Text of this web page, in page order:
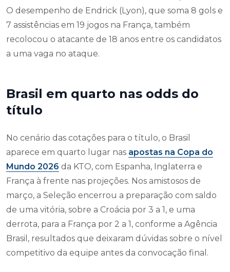
O desempenho de Endrick (Lyon), que soma 8 gols e
7 assistências em 19 jogos na França, também
recolocou o atacante de 18 anos entre os candidatos
a uma vaga no ataque.
Brasil em quarto nas odds do
título
No cenário das cotações para o título, o Brasil
aparece em quarto lugar nas apostas na Copa do
Mundo 2026 da KTO, com Espanha, Inglaterra e
França à frente nas projeções. Nos amistosos de
março, a Seleção encerrou a preparação com saldo
de uma vitória, sobre a Croácia por 3 a 1, e uma
derrota, para a França por 2 a 1, conforme a Agência
Brasil, resultados que deixaram dúvidas sobre o nível
competitivo da equipe antes da convocação final.